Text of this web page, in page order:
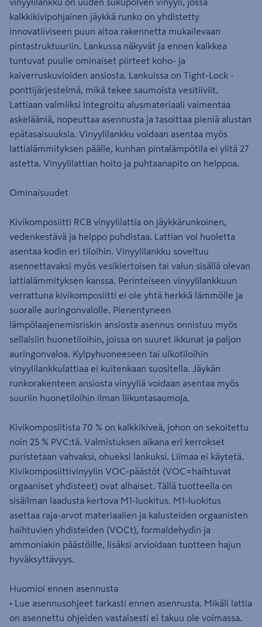
kalkkikivipohjainen jäykkä runko on yhdistetty
innovatiiviseen puun aitoa rakennetta mukailevaan
pintastruktuuriin. Lankussa näkyvät ja ennen kaikkea
tuntuvat puulle ominaiset piirteet koho- ja
kaiverruskuvioiden ansiosta. Lankuissa on Tight-Lock -
ponttijärjestelmä, mikä tekee saumoista vesitiiviit.
Lattiaan valmiiksi integroitu alusmateriaali vaimentaa
askelääniä, nopeuttaa asennusta ja tasoittaa pieniä alustan
epätasaisuuksia. Vinyylilankku voidaan asentaa myös
lattialämmityksen päälle, kunhan pintalämpötila ei ylitä 27
astetta. Vinyylilattian hoito ja puhtaanapito on helppoa.
Ominaisuudet
Kivikomposiitti RCB vinyylilattia on jäykkärunkoinen,
vedenkestävä ja helppo puhdistaa. Lattian voi huoletta
asentaa kodin eri tiloihin. Vinyylilankku soveltuu
asennettavaksi myös vesikiertoisen tai valun sisällä olevan
lattialämmityksen kanssa. Perinteiseen vinyylilankkuun
verrattuna kivikomposiitti ei ole yhtä herkkä lämmölle ja
suoralle auringonvalolle. Pienentyneen
lämpölaajenemisriskin ansiosta asennus onnistuu myös
sellaisiin huonetiloihin, joissa on suuret ikkunat ja paljon
auringonvaloa. Kylpyhuoneeseen tai ulkotiloihin
vinyylilankkulattiaa ei kuitenkaan suositella. Jäykän
runkorakenteen ansiosta vinyyliä voidaan asentaa myös
suuriin huonetiloihin ilman liikuntasaumoja.
Kivikomposiitista 70 % on kalkkikiveä, johon on sekoitettu
noin 25 % PVC:tä. Valmistuksen aikana eri kerrokset
puristetaan vahvaksi, ohueksi lankuksi. Liimaa ei käytetä.
Kivikomposiittivinyylin VOC-päästöt (VOC=haihtuvat
orgaaniset yhdisteet) ovat alhaiset. Tällä tuotteella on
sisäilman laadusta kertova M1-luokitus. M1-luokitus
asettaa raja-arvot materiaalien ja kalusteiden orgaanisten
haihtuvien yhdisteiden (VOCt), formaldehydin ja
ammoniakin päästöille, lisäksi arvioidaan tuotteen hajun
hyväksyttävyys.
Huomioi ennen asennusta
• Lue asennusohjeet tarkasti ennen asennusta. Mikäli lattia
on asennettu ohjeiden vastaisesti ei takuu ole voimassa.